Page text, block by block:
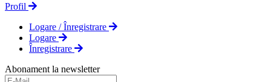
Profil
Logare / Înregistrare
Logare
Înregistrare
Abonament la newsletter